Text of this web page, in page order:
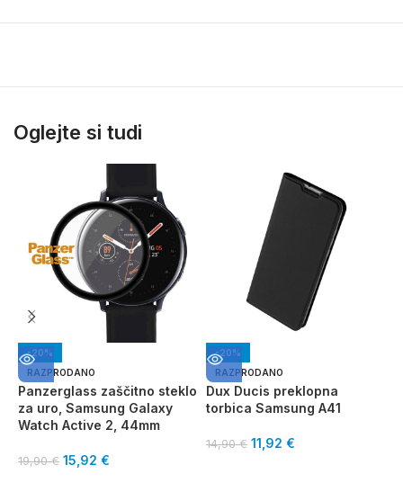
Oglejte si tudi
-20%
RAZPRODANO
Panzerglass zaščitno steklo
za uro, Samsung Galaxy
Watch Active 2, 44mm
19,90€ 15,92 €
-20%
RAZPRODANO
Dux Ducis preklopna
torbica Samsung A41
14,90€ 11,92 €